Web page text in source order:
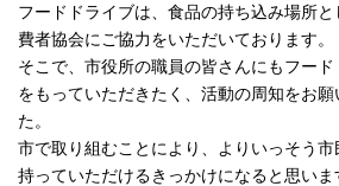
フードドライブは、食品の持ち込み場所
費者協会にご協力をいただいております。
そこで、市役所の職員の皆さんにもフー
をもっていただきたく、活動の周知をお
た。
市で取り組むことにより、よりいっそう
持っていただけるきっかけになると思い